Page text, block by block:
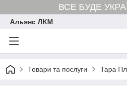
ВСЕ БУДЕ
Альянс ЛКМ
Товари та послуги Тара